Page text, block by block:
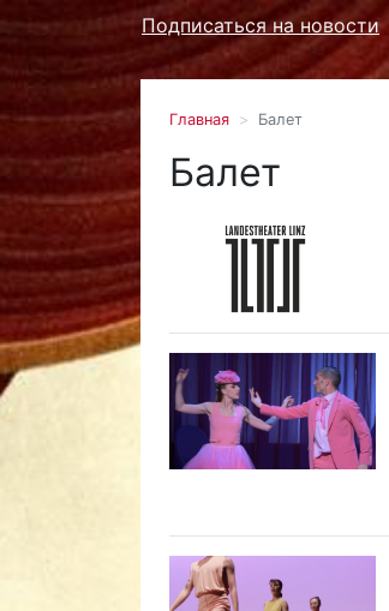
Подписаться на новости
Главная Балет
Балет